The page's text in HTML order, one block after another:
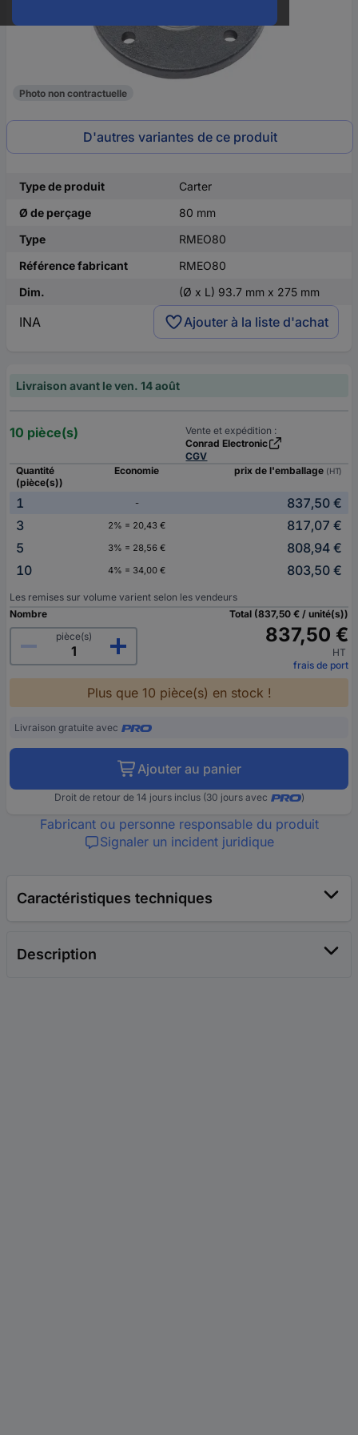
Photo non contractuelle
D'autres variantes de ce produit
Type de produit
Carter
Ø de perçage
80 mm
Type
RMEO80
Référence fabricant
RMEO80
Dim.
(Ø x L) 93.7 mm x 275 mm
INA Ajouter à la liste d'achat
Livraison avant le ven. 14 août
10 pièce(s)
Vente et expédition :
Conrad Electronic
CGV
Quantité
(pièce(s))
Economie prix de l'emballage (HT)
1 -
837,50 €
3
2% = 20,43 €
817,07 €
5
3% = 28,56 €
808,94 €
10
4% = 34,00 € 803,50 €
Les remises sur volume varient selon les vendeurs
Nombre
pièce(s)
Total (837,50 € / unité(s))
837,50 €
HT
frais de port
Plus que 10 pièce(s) en stock !
Livraison gratuite avec
Ajouter au panier
Droit de retour de 14 jours inclus (30 jours avec )
Fabricant ou personne responsable du produit
Signaler un incident juridique
Caractéristiques techniques
Description